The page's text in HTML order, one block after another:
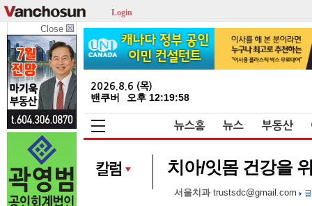
Login
Close
2026.8.6 (목)
밴쿠버 오후 12:19:58
뉴스홈 뉴스 부동산
치아/잇몸 건강을
서울치과 trustsdc@gmail.com